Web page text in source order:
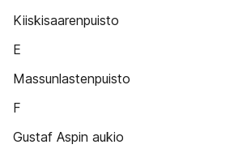
Kiiskisaarenpuisto
E
Massunlastenpuisto
F
Gustaf Aspin aukio